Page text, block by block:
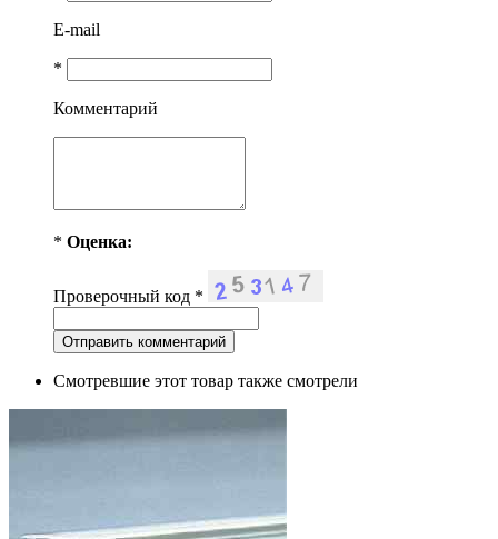
E-mail
*
Комментарий
* Оценка:
Проверочный код *
Смотревшие этот товар также смотрели